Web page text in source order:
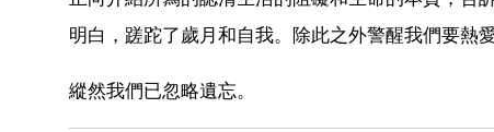
明白，蹉跎了歲月和自我。除此之外警醒我們要熱
縱然我們已忽略遺忘。